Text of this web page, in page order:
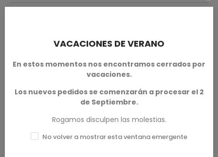
0.0
0 Reseña
VACACIONES DE VERANO
En estos momentos nos encontramos cerrados por
vacaciones.
Los nuevos pedidos se comenzarán a procesar el 2
de Septiembre.
Rogamos disculpen las molestias.
No volver a mostrar esta ventana emergente